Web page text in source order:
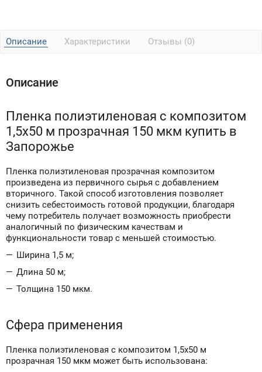
Описание Характеристики Отзывы (0)
Описание
Пленка полиэтиленовая с композитом
1,5x50 м прозрачная 150 мкм купить в
Запорожье
Пленка полиэтиленовая прозрачная композитом
произведена из первичного сырья с добавлением
вторичного. Такой способ изготовления позволяет
снизить себестоимость готовой продукции, благодаря
чему потребитель получает возможность приобрести
аналогичный по физическим качествам и
функциональности товар с меньшей стоимостью.
Ширина 1,5 м;
Длина 50 м;
Толщина 150 мкм.
Сфера применения
Пленка полиэтиленовая с композитом 1,5x50 м
прозрачная 150 мкм может быть использована: